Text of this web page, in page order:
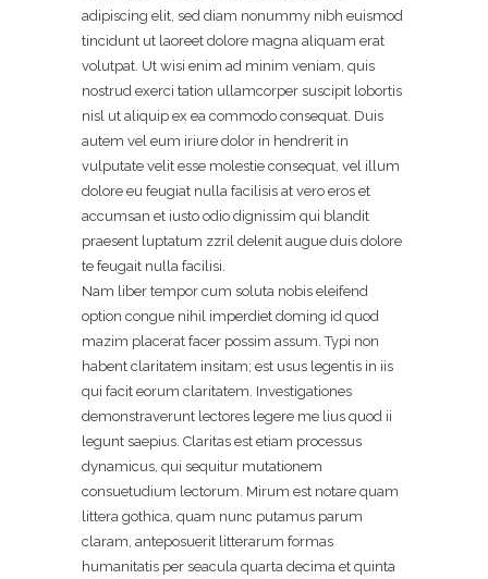
adipiscing elit, sed diam nonummy nibh euismod
tincidunt ut laoreet dolore magna aliquam erat
volutpat. Ut wisi enim ad minim veniam, quis
nostrud exerci tation ullamcorper suscipit lobortis
nisl ut aliquip ex ea commodo consequat. Duis
autem vel eum iriure dolor in hendrerit in
vulputate velit esse molestie consequat, vel illum
dolore eu feugiat nulla facilisis at vero eros et
accumsan et iusto odio dignissim qui blandit
praesent luptatum zzril delenit augue duis dolore
te feugait nulla facilisi.
Nam liber tempor cum soluta nobis eleifend
option congue nihil imperdiet doming id quod
mazim placerat facer possim assum. Typi non
habent claritatem insitam; est usus legentis in iis
qui facit eorum claritatem. Investigationes
demonstraverunt lectores legere me lius quod ii
legunt saepius. Claritas est etiam processus
dynamicus, qui sequitur mutationem
consuetudium lectorum. Mirum est notare quam
littera gothica, quam nunc putamus parum
claram, anteposuerit litterarum formas
humanitatis per seacula quarta decima et quinta